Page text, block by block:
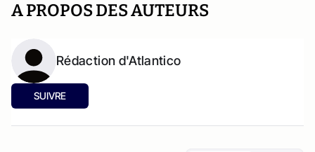
A PROPOS DES AUTEURS
Rédaction d'Atlantico
SUIVRE